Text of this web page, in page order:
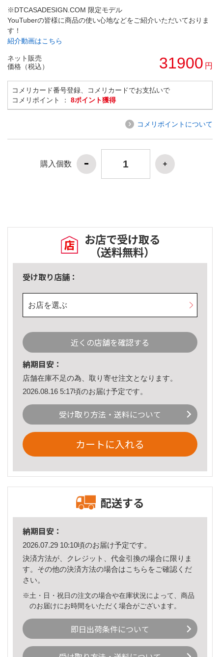
※DTCASADESIGN.COM 限定モデル
YouTuberの皆様に商品の使い心地などをご紹介いただいておりま
す！
紹介動画はこちら
ネット販売
価格（税込）
31900 円
コメリカード番号登録、コメリカードでお支払いで
コメリポイント ： 8ポイント獲得
コメリポイントについて
購入個数
お店で受け取る
（送料無料）
受け取り店舗：
お店を選ぶ
近くの店舗を確認する
納期目安：
店舗在庫不足の為、取り寄せ注文となります。
2026.08.16 5:17頃のお届け予定です。
受け取り方法・送料について
カートに入れる
配送する
納期目安：
2026.07.29 10:10頃のお届け予定です。
決済方法が、クレジット、代金引換の場合に限りま
す。その他の決済方法の場合はこちら をご確認くだ
さい。
※土・日・祝日の注文の場合や在庫状況によって、商品
のお届けにお時間をいただく場合がございます。
即日出荷条件について